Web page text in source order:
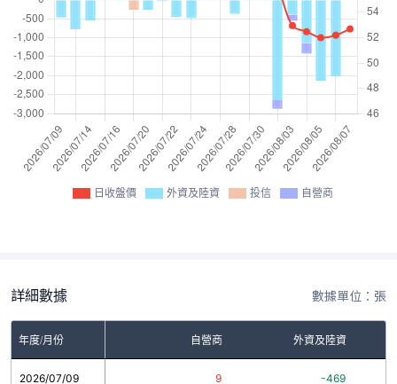
日收盤價 外資及陸資 投信 自營商
詳細數據 數據單位：張
年度/月份 自營商 外資及陸資
2026/07/09 9 -469